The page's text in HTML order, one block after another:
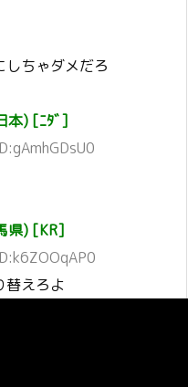
ちゃダメだろ
本) [ﾆﾀﾞ]
県) [KR]
替えろよ